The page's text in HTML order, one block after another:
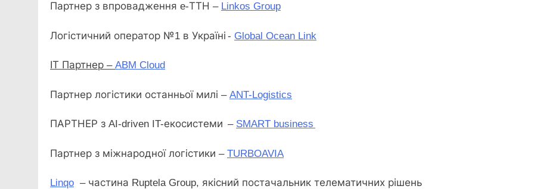
Партнер з впровадження e-ТТН – Linkos Group
Логістичний оператор №1 в Україні - Global Ocean Link
ІТ Партнер – ABM Cloud
Партнер логістики останньої милі – ANT-Logistics
ПАРТНЕР з AI-driven IT-екосистеми – SMART business
Партнер з міжнародної логістики – TURBOAVIA
Linqo – частина Ruptela Group, якісний постачальник телематичних рішень